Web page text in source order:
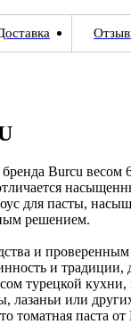
бренда Burcu
для пасты,
решением.
и
и
турецкой
или
томатная паста